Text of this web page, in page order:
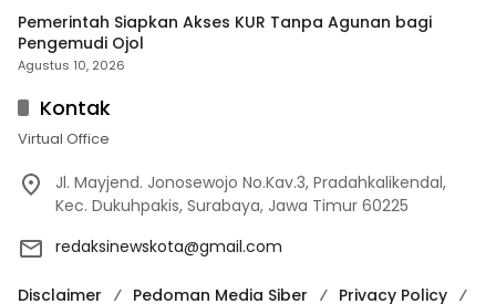
Pemerintah Siapkan Akses KUR Tanpa Agunan bagi
Pengemudi Ojol
Agustus 10, 2026
Kontak
Virtual Office
Jl. Mayjend. Jonosewojo No.Kav.3, Pradahkalikendal,
Kec. Dukuhpakis, Surabaya, Jawa Timur 60225
redaksinewskota@gmail.com
Disclaimer Pedoman Media Siber Privacy Policy